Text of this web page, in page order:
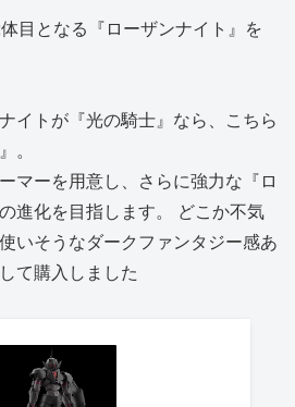
目となる『ローザンナイト』を
イトが『光の騎士』なら、こちら
。
マーを用意し、さらに強力な『ロ
進化を目指します。 どこか不気
いそうなダークファンタジー感あ
て購入しました